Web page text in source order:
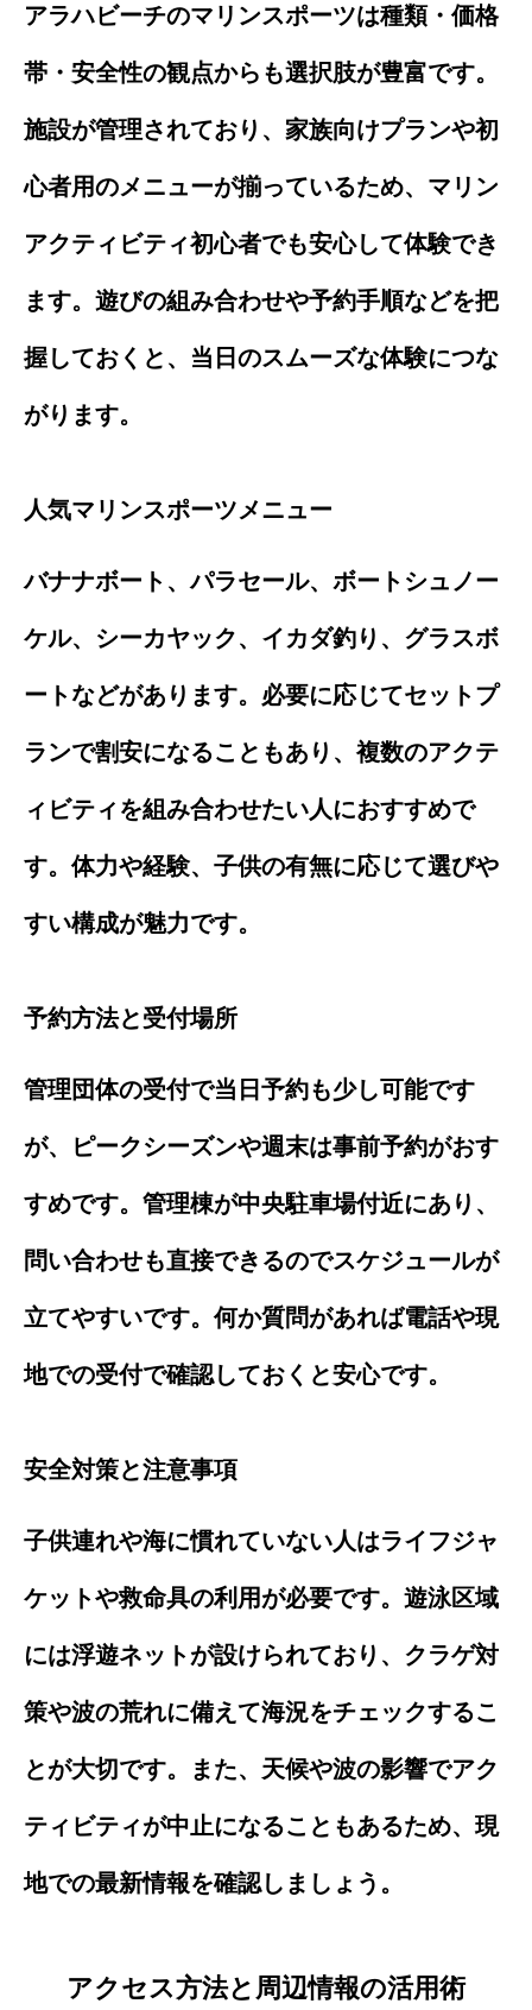
アラハビーチのマリンスポーツは種類・価格
帯・安全性の観点からも選択肢が豊富です。
施設が管理されており、家族向けプランや初
心者用のメニューが揃っているため、マリン
アクティビティ初心者でも安心して体験でき
ます。遊びの組み合わせや予約手順などを把
握しておくと、当日のスムーズな体験につな
がります。
人気マリンスポーツメニュー
バナナボート、パラセール、ボートシュノー
ケル、シーカヤック、イカダ釣り、グラスボ
ートなどがあります。必要に応じてセットプ
ランで割安になることもあり、複数のアクテ
ィビティを組み合わせたい人におすすめで
す。体力や経験、子供の有無に応じて選びや
すい構成が魅力です。
予約方法と受付場所
管理団体の受付で当日予約も少し可能です
が、ピークシーズンや週末は事前予約がおす
すめです。管理棟が中央駐車場付近にあり、
問い合わせも直接できるのでスケジュールが
立てやすいです。何か質問があれば電話や現
地での受付で確認しておくと安心です。
安全対策と注意事項
子供連れや海に慣れていない人はライフジャ
ケットや救命具の利用が必要です。遊泳区域
には浮遊ネットが設けられており、クラゲ対
策や波の荒れに備えて海況をチェックするこ
とが大切です。また、天候や波の影響でアク
ティビティが中止になることもあるため、現
地での最新情報を確認しましょう。
アクセス方法と周辺情報の活用術